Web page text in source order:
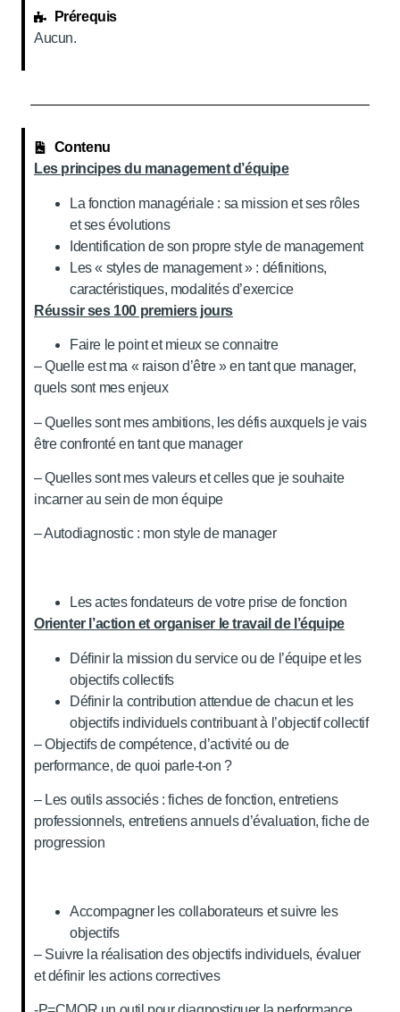
Prérequis
Aucun.
Contenu
Les principes du management d’équipe
La fonction managériale : sa mission et ses rôles
et ses évolutions
Identification de son propre style de management
Les « styles de management » : définitions,
caractéristiques, modalités d’exercice
Réussir ses 100 premiers jours
Faire le point et mieux se connaitre
– Quelle est ma « raison d’être » en tant que manager,
quels sont mes enjeux
– Quelles sont mes ambitions, les défis auxquels je vais
être confronté en tant que manager
– Quelles sont mes valeurs et celles que je souhaite
incarner au sein de mon équipe
– Autodiagnostic : mon style de manager
Les actes fondateurs de votre prise de fonction
Orienter l’action et organiser le travail de l’équipe
Définir la mission du service ou de l’équipe et les
objectifs collectifs
Définir la contribution attendue de chacun et les
objectifs individuels contribuant à l’objectif collectif
– Objectifs de compétence, d’activité ou de
performance, de quoi parle-t-on ?
– Les outils associés : fiches de fonction, entretiens
professionnels, entretiens annuels d’évaluation, fiche de
progression
Accompagner les collaborateurs et suivre les
objectifs
– Suivre la réalisation des objectifs individuels, évaluer
et définir les actions correctives